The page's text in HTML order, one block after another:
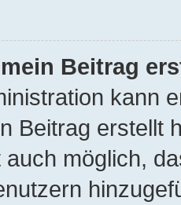
Beitrag
kann
Beitrag erstellt
möglich,